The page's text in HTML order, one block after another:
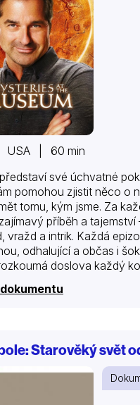
USA | 60 min
své úchvatné
pomohou zjistit něco o
tomu, kým jsme. Za
příběh a tajemství
vražd a intrik. Každá
odhalující a občas i
doslova každý
neviditelné špióny,
Starověký svět